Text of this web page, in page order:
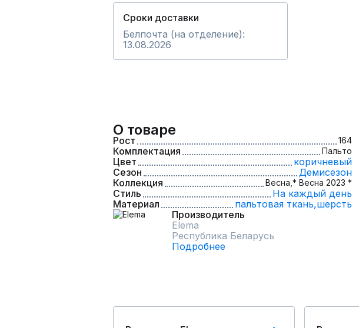
Сроки доставки
Белпочта (на отделение):
13.08.2026
О товаре
Рост 164
Комплектация Пальто
Цвет
коричневый
Сезон
Демисезон
Коллекция
Весна, * Весна 2023 *
Стиль
На каждый день
Материал
пальтовая ткань,шерсть
Производитель
Elema
Республика Беларусь
Подробнее